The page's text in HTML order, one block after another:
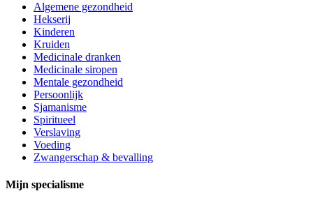
Algemene gezondheid
Hekserij
Kinderen
Kruiden
Medicinale dranken
Medicinale siropen
Mentale gezondheid
Persoonlijk
Sjamanisme
Spiritueel
Verslaving
Voeding
Zwangerschap & bevalling
Mijn specialisme